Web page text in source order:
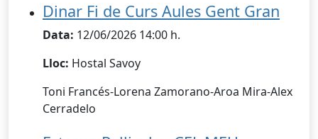
Dinar Fi de Curs Aules Gent Gran
Data: 12/06/2026 14:00 h.
Lloc: Hostal Savoy
Toni Francés-Lorena Zamorano-Aroa Mira-Alex
Cerradelo